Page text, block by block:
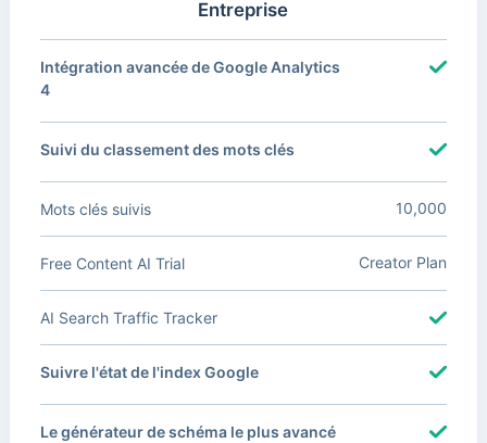
Entreprise
Intégration avancée de Google Analytics
4
Suivi du classement des mots clés
Mots clés suivis 10,000
Free Content AI Trial Creator Plan
AI Search Traffic Tracker
Suivre l'état de l'index Google
Le générateur de schéma le plus avancé